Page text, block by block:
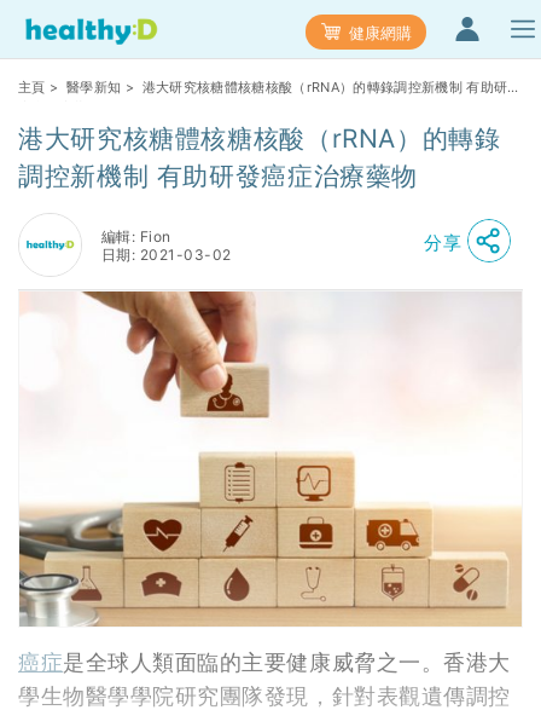
健康網購
主頁 > 醫學新知 > 港大研究核糖體核糖核酸（rRNA）的轉錄調控新機制 有助研發
港大研究核糖體核糖核酸（rRNA）的轉錄
調控新機制 有助研發癌症治療藥物
編輯: Fion
日期: 2021-03-02
分享
癌症是全球人類面臨的主要健康威脅之一。香港大
學生物醫學學院研究團隊發現，針對表觀遺傳調控